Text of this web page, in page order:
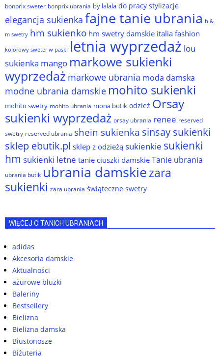
bonprix sweter bonprix ubrania by lalala do pracy stylizacje
elegancja sukienka fajne tanie ubrania h &
m swetry hm sukienko hm swetry damskie italia fashion
kolorowy sweter w paski letnia wyprzedaż lou
sukienka mango markowe sukienki
wyprzedaż markowe ubrania moda damska
modne ubrania damskie mohito sukienki
mohito swetry mohito ubrania mona butik odzież Orsay
sukienki wyprzedaż orsay ubrania renee reserved
swetry reserved ubrania shein sukienka sinsay sukienki
sklep ebutik.pl sklep z odzieżą sukienkie sukienki
hm sukienki letne tanie ciuszki damskie Tanie ubrania
ubrania butik ubrania damskiezara
sukienki zara ubrania świąteczne swetry
WIĘCEJ O TANICH UBRANIACH
adidas
Akcesoria damskie
Aktualności
ażurowe bluzki
Baleriny
Bestsellery
Bielizna
Bielizna damska
Biustonosze
Biżuteria